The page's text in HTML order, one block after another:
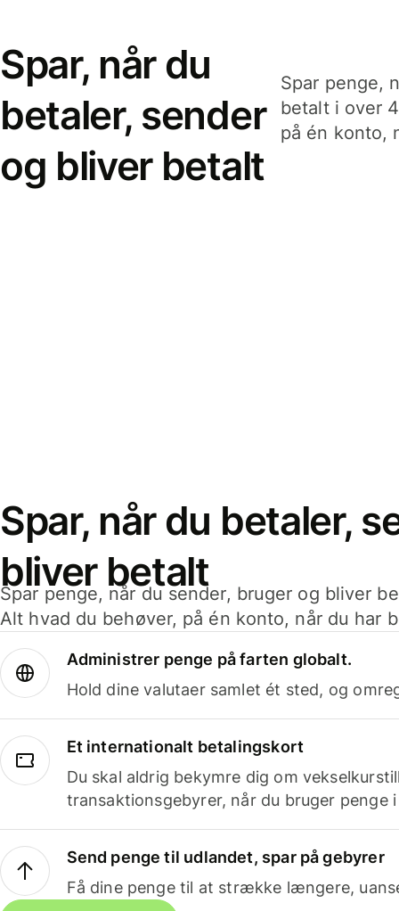
Spar, når du
betaler, sender
og bliver betalt
Spar penge,
betalt i over
på én konto,
Spar, når du betaler,
bliver betalt
Spar penge, når du sender, bruger og bliver
Alt hvad du behøver, på én konto, når du har
Administrer penge på farten globalt.
Hold dine valutaer samlet ét sted, og
Et internationalt betalingskort
Du skal aldrig bekymre dig om
transaktionsgebyrer, når du bruger penge
Send penge til udlandet, spar på gebyrer
Få dine penge til at strække længere,